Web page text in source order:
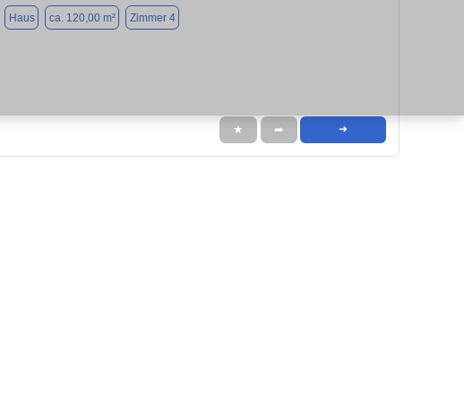
Haus ca. 120,00 m² Zimmer 4
★ ➦ ➜